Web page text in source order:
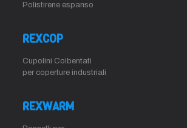
Polistirene espanso
REXCOP
Cupolini Coibentati
per coperture industriali
REXWARM